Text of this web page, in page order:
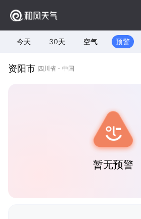
今天 30天 空气 预警
资阳市 四川省 - 中国
暂无预警